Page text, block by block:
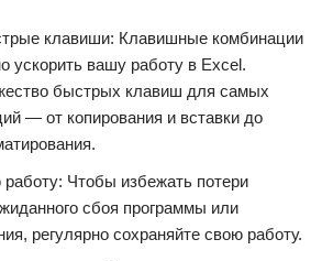
клавиши: Клавишные комбинации
ускорить вашу работу в Excel.
быстрых клавиш для самых
— от копирования и вставки до
Чтобы избежать потери
сбоя программы или
регулярно сохраняйте свою работу.